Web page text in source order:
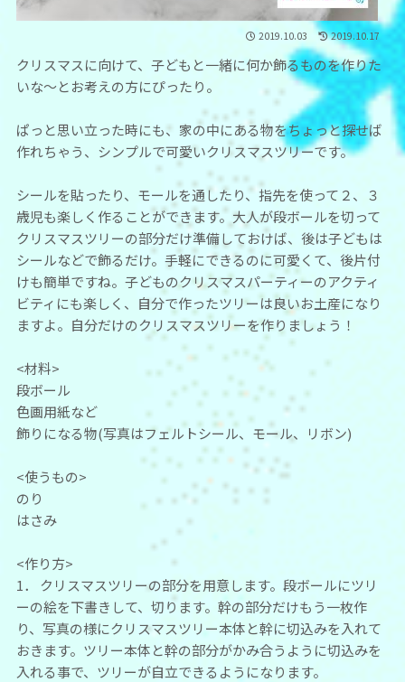
2019.10.03 2019.10.17
クリスマスに向けて、子どもと一緒に何か飾るものを作りた
いな～とお考えの方にぴったり。
ぱっと思い立った時にも、家の中にある物をちょっと探せば
作れちゃう、シンプルで可愛いクリスマスツリーです。
シールを貼ったり、モールを通したり、指先を使って２、３
歳児も楽しく作ることができます。大人が段ボールを切って
クリスマスツリーの部分だけ準備しておけば、後は子どもは
シールなどで飾るだけ。手軽にできるのに可愛くて、後片付
けも簡単ですね。子どものクリスマスパーティーのアクティ
ビティにも楽しく、自分で作ったツリーは良いお土産になり
ますよ。自分だけのクリスマスツリーを作りましょう！
<材料>
段ボール
色画用紙など
飾りになる物(写真はフェルトシール、モール、リボン)
<使うもの>
のり
はさみ
<作り方>
1． クリスマスツリーの部分を用意します。段ボールにツリ
ーの絵を下書きして、切ります。幹の部分だけもう一枚作
り、写真の様にクリスマスツリー本体と幹に切込みを入れて
おきます。ツリー本体と幹の部分がかみ合うように切込みを
入れる事で、ツリーが自立できるようになります。